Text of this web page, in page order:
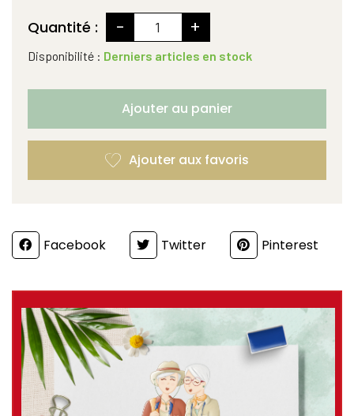
Quantité : - +
Disponibilité : Derniers articles en stock
Ajouter au panier
PartagerFacebook Twitter Pinterest